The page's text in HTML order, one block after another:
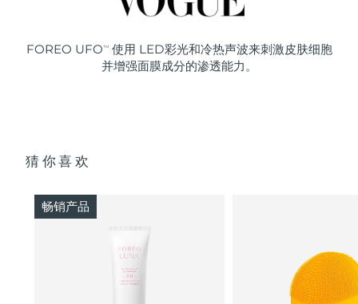
FOREO UFO TM使用 LED彩光和冷热声波来刺激皮肤细胞
并增强面膜成分的渗透能力。
猜你喜欢
畅销产品